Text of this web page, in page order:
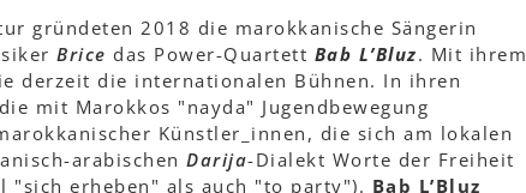
gründeten 2018 die marokkanische Sängerin
Brice das Power-Quartett Bab L’Bluz. Mit ihrem
derzeit die internationalen Bühnen. In ihren
mit Marokkos "nayda" Jugendbewegung
Künstler_innen, die sich am lokalen
arabischen Darija-Dialekt Worte der Freiheit
"sich erheben" als auch "to party"). Bab L’Bluz